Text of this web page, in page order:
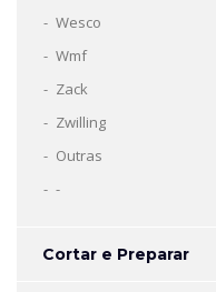
Wesco
Wmf
Zack
Zwilling
Outras
-
Cortar e Preparar